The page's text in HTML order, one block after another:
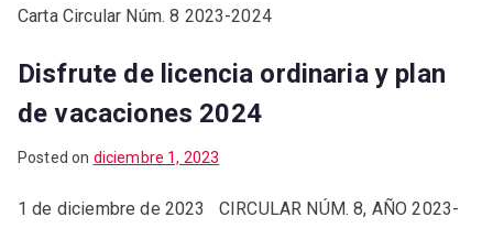
Administra
ción
Carta Circular Núm. 8 2023-2024
Disfrute de licencia ordinaria y plan
de vacaciones 2024
Posted on diciembre 1, 2023
1 de diciembre de 2023 CIRCULAR NÚM. 8, AÑO 2023-